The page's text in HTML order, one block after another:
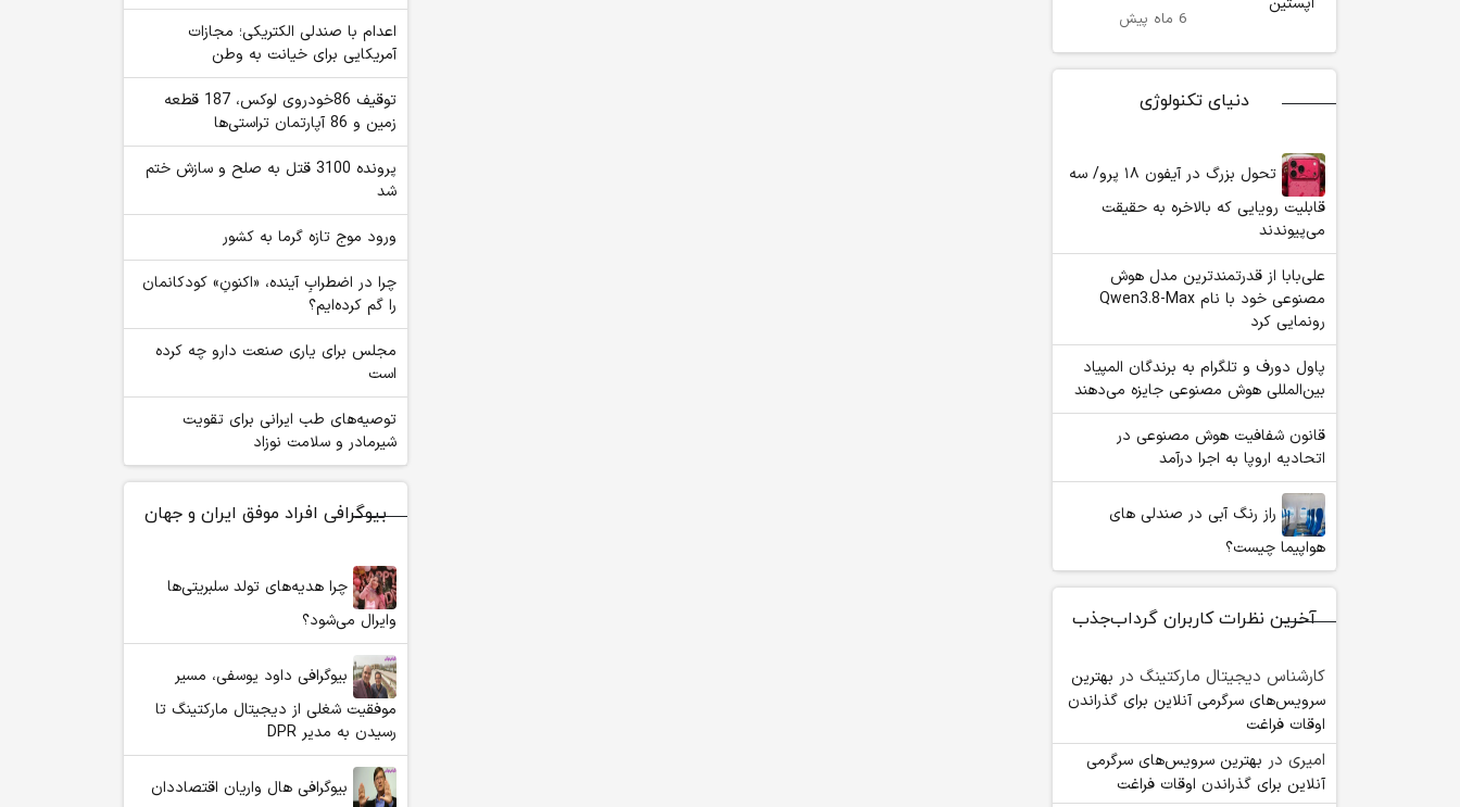
6 ماه پیش
دنیای تکنولوژی
تحول بزرگ در آیفون ۱۸ پرو/ سه
قابلیت رویایی که بالاخره به حقیقت
می‌پیوندند
علی‌بابا از قدرتمندترین مدل هوش
مصنوعی خود با نام Qwen3.8-Max
رونمایی کرد
پاول دورف و تلگرام به برندگان المپیاد
بین‌المللی هوش مصنوعی جایزه می‌دهند
قانون شفافیت هوش مصنوعی در
اتحادیه اروپا به اجرا درآمد
راز رنگ آبی در صندلی های
هواپیما چیست؟
آخرین نظرات کاربران گرداب‌جذب
کارشناس دیجیتال مارکتینگ در بهترین
سرویس‌های سرگرمی آنلاین برای گذراندن
اوقات فراغت
امیری در بهترین سرویس‌های سرگرمی
آنلاین برای گذراندن اوقات فراغت
اعدام با صندلی الکتریکی؛ مجازات
آمریکایی برای خیانت به وطن
توقیف 86خودروی لوکس، 187 قطعه
زمین و 86 آپارتمان تراستی‌ها
پرونده 3100 قتل به صلح و سازش ختم
شد
ورود موج تازه گرما به کشور
چرا در اضطرابِ آینده، «اکنونِ» کودکانمان
را گم کرده‌ایم؟
مجلس برای یاری صنعت دارو چه کرده
است
توصیه‌های طب ایرانی برای تقویت
شیرمادر و سلامت نوزاد
بیوگرافی افراد موفق ایران و جهان
چرا هدیه‌های تولد سلبریتی‌ها
وایرال می‌شود؟
بیوگرافی داود یوسفی، مسیر
موفقیت شغلی از دیجیتال مارکتینگ تا
رسیدن به مدیر DPR
بیوگرافی هال واریان اقتصاددان